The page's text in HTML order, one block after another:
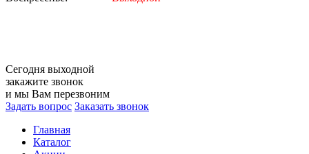
Сегодня выходной
закажите звонок
и мы Вам перезвоним
Задать вопрос Заказать звонок
Главная
Каталог